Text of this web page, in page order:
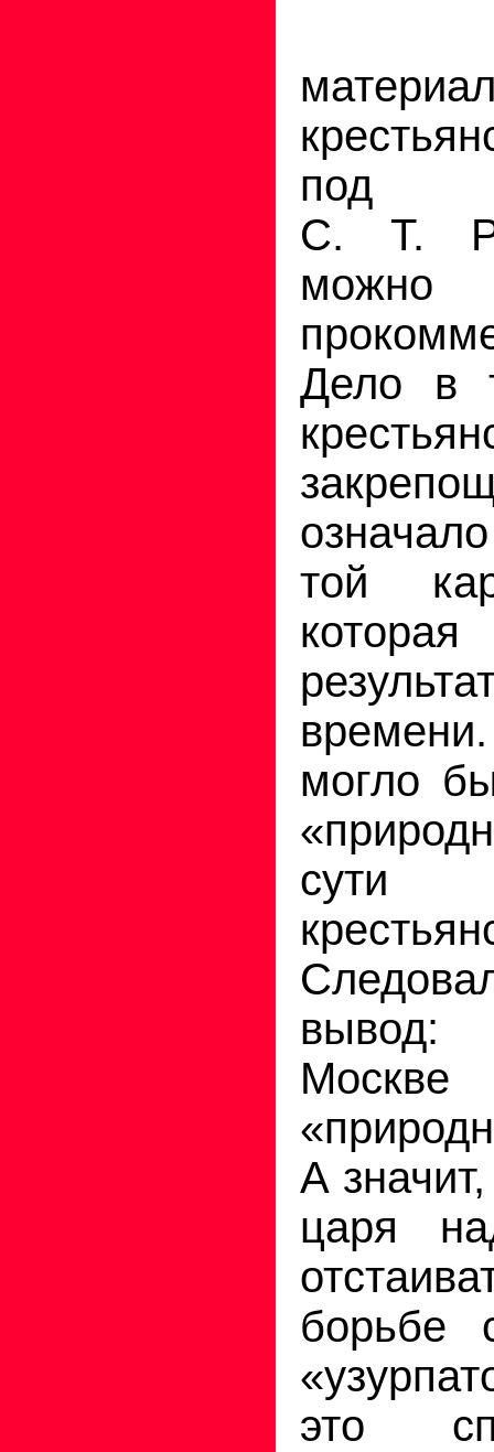
под
С. Т.
можно
Дело в
той
могло
вывод:
А
царя
борьбе
это